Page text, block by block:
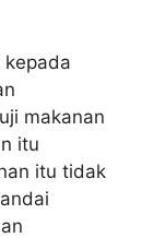
kepada
makanan
itu
itu tidak